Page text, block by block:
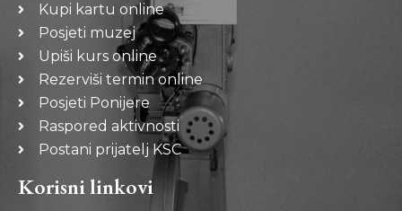
Kupi kartu online
Posjeti muzej
Upiši kurs online
Rezerviši termin online
Posjeti Ponijere
Raspored aktivnosti
Postani prijatelj KSC
Korisni linkovi